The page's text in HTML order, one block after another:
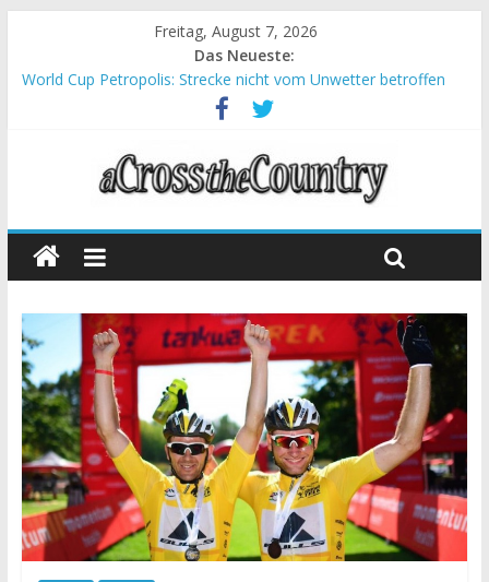
Freitag, August 7, 2026
Das Neueste:
World Cup Petropolis: Strecke nicht vom Unwetter betroffen
Krumbach und Obergessertshausen: Mountainbike-Bundesliga
Supercup Massi Banyoles: Siege für Carod und Richards
Halbzeit beim Andalucia Bike Race: Weltmeister Seewald führt
Chelva: Schweizer Doppelsieg beim ersten XCO-Rennen der